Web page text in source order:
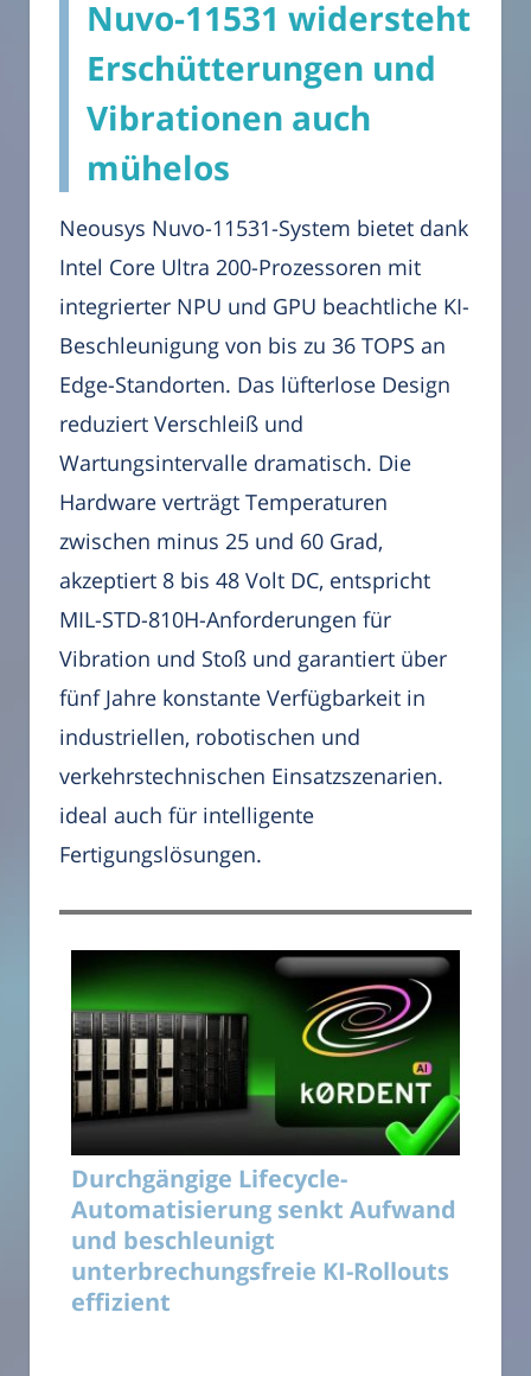
Nuvo-11531 widersteht
Erschütterungen und
Vibrationen auch
mühelos
Neousys Nuvo-11531-System bietet dank
Intel Core Ultra 200-Prozessoren mit
integrierter NPU und GPU beachtliche KI-
Beschleunigung von bis zu 36 TOPS an
Edge-Standorten. Das lüfterlose Design
reduziert Verschleiß und
Wartungsintervalle dramatisch. Die
Hardware verträgt Temperaturen
zwischen minus 25 und 60 Grad,
akzeptiert 8 bis 48 Volt DC, entspricht
MIL-STD-810H-Anforderungen für
Vibration und Stoß und garantiert über
fünf Jahre konstante Verfügbarkeit in
industriellen, robotischen und
verkehrstechnischen Einsatzszenarien.
ideal auch für intelligente
Fertigungslösungen.
Durchgängige Lifecycle-
Automatisierung senkt Aufwand
und beschleunigt
unterbrechungsfreie KI-Rollouts
effizient